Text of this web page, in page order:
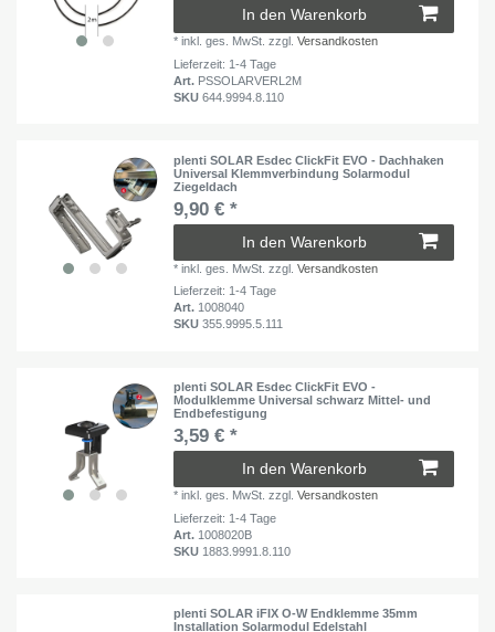
In den Warenkorb
*inkl. ges. MwSt. zzgl.Versandkosten
Lieferzeit: 1-4 Tage
Art. PSSOLARVERL2M
SKU644.9994.8.110
plenti SOLAR Esdec ClickFit EVO - Dachhaken
Universal Klemmverbindung Solarmodul
Ziegeldach
9,90 € *
In den Warenkorb
*inkl. ges. MwSt. zzgl.Versandkosten
Lieferzeit: 1-4 Tage
Art. 1008040
SKU355.9995.5.111
plenti SOLAR Esdec ClickFit EVO -
Modulklemme Universal schwarz Mittel- und
Endbefestigung
3,59 € *
In den Warenkorb
*inkl. ges. MwSt. zzgl.Versandkosten
Lieferzeit: 1-4 Tage
Art. 1008020B
SKU 1883.9991.8.110
plenti SOLAR iFIX O-W Endklemme 35mm
Installation Solarmodul Edelstahl